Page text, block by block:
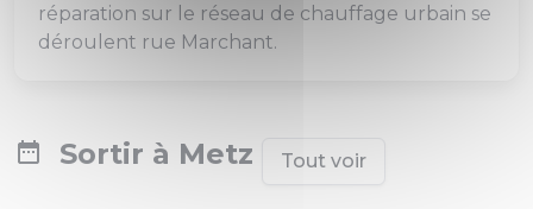
réparation sur le réseau de chauffage urbain se
déroulent rue Marchant.
Sortir à Metz Tout voir